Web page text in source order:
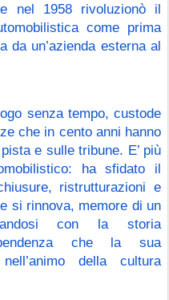
nel 1958 rivoluzionò il
come prima
da un’azienda esterna al
senza tempo, custode
che in cento anni hanno
e sulle tribune. E’ più
ha sfidato il
ristrutturazioni e
si rinnova, memore di un
con la storia
che la sua
della cultura